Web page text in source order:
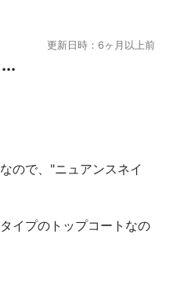
更新日時：6ヶ月以上前
ので、"ニュアンスネイ
イプのトップコートなの